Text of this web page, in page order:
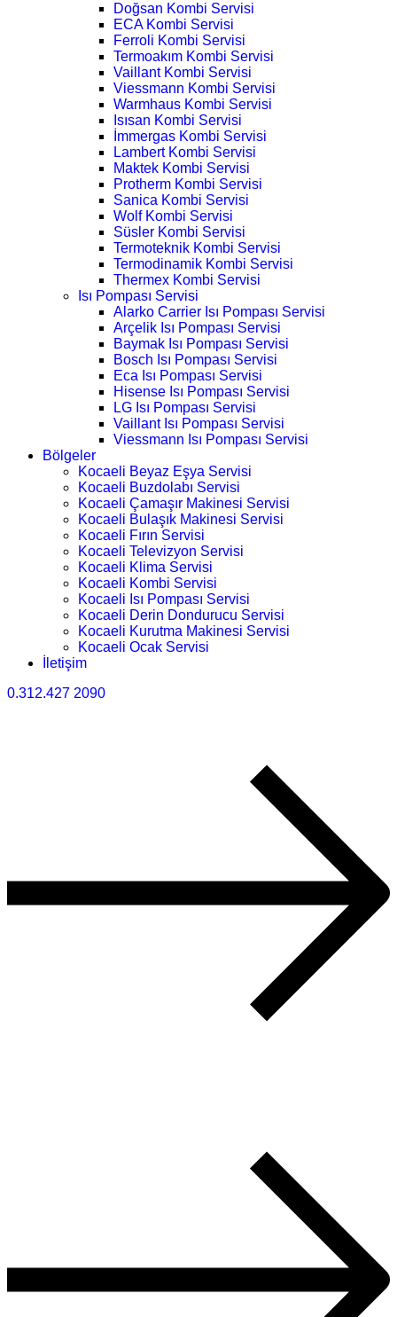
Doğsan Kombi Servisi
ECA Kombi Servisi
Ferroli Kombi Servisi
Termoakım Kombi Servisi
Vaillant Kombi Servisi
Viessmann Kombi Servisi
Warmhaus Kombi Servisi
Isısan Kombi Servisi
İmmergas Kombi Servisi
Lambert Kombi Servisi
Maktek Kombi Servisi
Protherm Kombi Servisi
Sanica Kombi Servisi
Wolf Kombi Servisi
Süsler Kombi Servisi
Termoteknik Kombi Servisi
Termodinamik Kombi Servisi
Thermex Kombi Servisi
Isı Pompası Servisi
Alarko Carrier Isı Pompası Servisi
Arçelik Isı Pompası Servisi
Baymak Isı Pompası Servisi
Bosch Isı Pompası Servisi
Eca Isı Pompası Servisi
Hisense Isı Pompası Servisi
LG Isı Pompası Servisi
Vaillant Isı Pompası Servisi
Viessmann Isı Pompası Servisi
Bölgeler
Kocaeli Beyaz Eşya Servisi
Kocaeli Buzdolabı Servisi
Kocaeli Çamaşır Makinesi Servisi
Kocaeli Bulaşık Makinesi Servisi
Kocaeli Fırın Servisi
Kocaeli Televizyon Servisi
Kocaeli Klima Servisi
Kocaeli Kombi Servisi
Kocaeli Isı Pompası Servisi
Kocaeli Derin Dondurucu Servisi
Kocaeli Kurutma Makinesi Servisi
Kocaeli Ocak Servisi
İletişim
0.312.427 2090